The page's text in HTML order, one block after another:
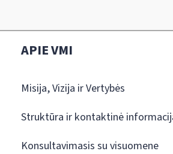
APIE VMI
Misija, Vizija ir Vertybės
Struktūra ir kontaktinė
Konsultavimasis su visuomene